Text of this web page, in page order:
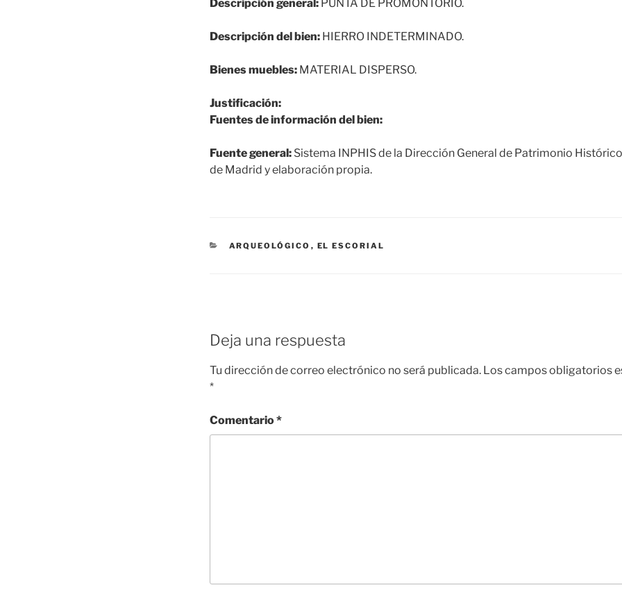
Descripción general: PUNTA DE PROMONTORIO.
Descripción del bien: HIERRO INDETERMINADO.
Bienes muebles: MATERIAL DISPERSO.
Justificación:
Fuentes de información del bien:
Fuente general: Sistema INPHIS de la Dirección General de Patrimonio
de Madrid y elaboración propia.
CATEGORÍAS
ARQUEOLÓGICO , EL ESCORIAL
Deja una respuesta
Tu dirección de correo electrónico no será publicada. Los campos obligatorios
*
Comentario*